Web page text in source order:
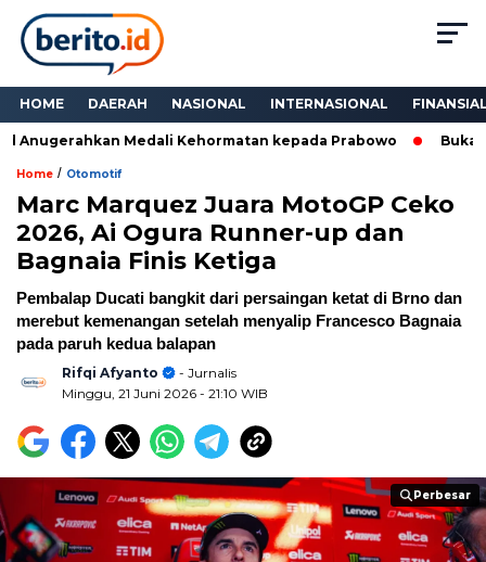
HOME DAERAH NASIONAL INTERNASIONAL
Medali Kehormatan kepada Prabowo Bukan
Home / Otomotif
Marc Marquez Juara MotoGP Ceko
2026, Ai Ogura Runner-up dan
Bagnaia Finis Ketiga
Pembalap Ducati bangkit dari persaingan ketat di Brno dan
merebut kemenangan setelah menyalip Francesco Bagnaia
pada paruh kedua balapan
Rifqi Afyanto
- Jurnalis
Minggu, 21 Juni 2026 - 21:10 WIB
Perbesar
Perbesar